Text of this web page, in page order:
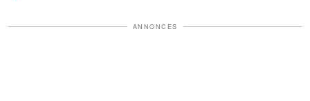
ANNONCES